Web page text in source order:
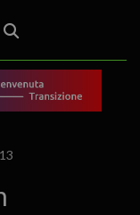
E PROVINCIA
POLITICA
CULTURA ARTE